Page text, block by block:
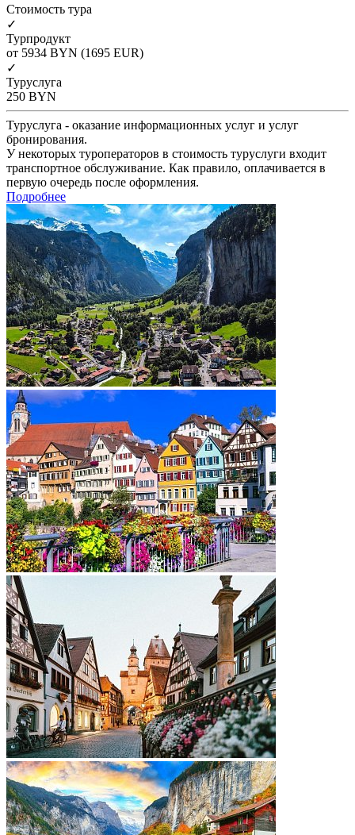
Cтоимость тура
✓
Турпродукт
от 5934 BYN (1695 EUR)
✓
Туруслуга
250 BYN
Туруслуга - оказание информационных услуг и услуг
бронирования.
У некоторых туроператоров в стоимость туруслуги входит
транспортное обслуживание. Как правило, оплачивается в
первую очередь после оформления.
Подробнее